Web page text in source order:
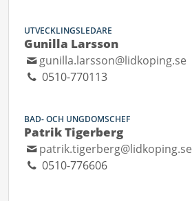
UTVECKLINGSLEDARE
Gunilla Larsson
gunilla.larsson@lidkoping.se
0510-770113
BAD- OCH UNGDOMSCHEF
Patrik Tigerberg
patrik.tigerberg@lidkoping.se
0510-776606